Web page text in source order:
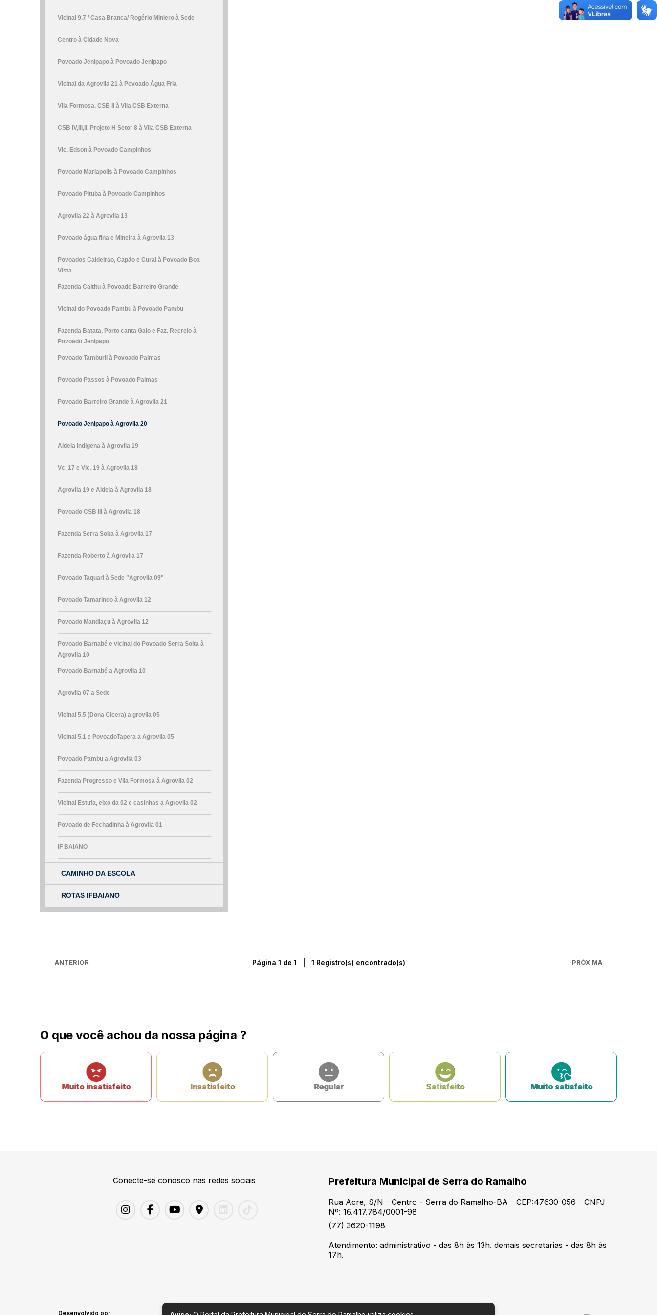
Vicinal 9.7 / Casa Branca/ Rogério Miniero à Sede
Centro à Cidade Nova
Povoado Jenipapo à Povoado Jenipapo
Vicinal da Agrovila 21 à Povoado Água Fria
Vila Formosa, CSB II à Vila CSB Externa
CSB IV,III,II, Projeto H Setor 8 à Vila CSB Externa
Vic. Edson à Povoado Campinhos
Povoado Mariapolis à Povoado Campinhos
Povoado Pituba à Povoado Campinhos
Agrovila 22 à Agrovila 13
Povoado água fina e Mineira à Agrovila 13
Povoados Caldeirão, Capão e Cural à Povoado Boa
Vista
Fazenda Caititu à Povoado Barreiro Grande
Vicinal do Povoado Pambu à Povoado Pambu
Fazenda Batata, Porto canta Galo e Faz. Recreio à
Povoado Jenipapo
Povoado Tamburil à Povoado Palmas
Povoado Passos à Povoado Palmas
Povoado Barreiro Grande à Agrovila 21
Povoado Jenipapo à Agrovila 20
Aldeia indigena à Agrovila 19
Vc. 17 e Vic. 19 à Agrovila 18
Agrovila 19 e Aldeia à Agrovila 18
Povoado CSB III à Agrovila 18
Fazenda Serra Solta à Agrovila 17
Fazenda Roberto à Agrovila 17
Povoado Taquari à Sede "Agrovila 09"
Povoado Tamarindo à Agrovila 12
Povoado Mandiaçu à Agrovila 12
Povoado Barnabé e vicinal do Povoado Serra Solta à
Agrovila 10
Povoado Barnabé a Agrovila 10
Agrovila 07 a Sede
Vicinal 5.5 (Dona Cicera) a grovila 05
Vicinal 5.1 e PovoadoTapera a Agrovila 05
Povoado Pambu a Agrovila 03
Fazenda Progresso e Vila Formosa á Agrovila 02
Vicinal Estufa, eixo da 02 e casinhas a Agrovila 02
Povoado de Fechadinha à Agrovila 01
IF BAIANO
CAMINHO DA ESCOLA
ROTAS IFBAIANO
ANTERIOR Página 1 de 1 | 1 Registro(s) encontrado(s) PRÓXIMA
O que você achou da nossa página ?
Muito insatisfeito Insatisfeito Regular Satisfeito Muito satisfeito
Conecte-se conosco nas redes sociais Prefeitura Municipal de Serra do Ramalho
Rua Acre, S/N - Centro - Serra do Ramalho-BA - CEP:47630-056 - CNPJ
Nº: 16.417.784/0001-98
(77) 3620-1198
Atendimento: administrativo - das 8h às 13h. demais secretarias - das 8h às
17h.
Desenvolvido por